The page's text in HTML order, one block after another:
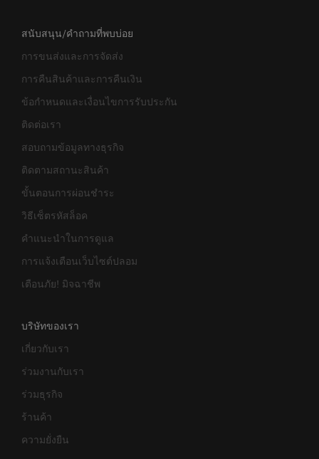
สนับสนุน/คำถามที่พบบ่อย
การขนส่งและการจัดส่ง
การคืนสินค้าและการคืนเงิน
ข้อกำหนดและเงื่อนไขการรับประกัน
ติดต่อเรา
สอบถามข้อมูลทางธุรกิจ
ติดตามสถานะสินค้า
ขั้นตอนการผ่อนชำระ
วิธีเซ็ตรหัสล็อค
คำแนะนำในการดูแล
การแจ้งเตือนเว็บไซต์ปลอม
เตือนภัย! มิจฉาชีพ
บริษัทของเรา
เกี่ยวกับเรา
ร่วมงานกับเรา
ร่วมธุรกิจ
ร้านค้า
ความยั่งยืน